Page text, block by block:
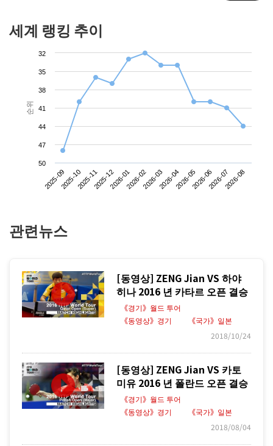
세계 랭킹 추이
순위
2025-092025-102025-112025-122026-012026-022026-032026-042026-052026-062026-072026-08
32
35
38
41
44
47
50
관련뉴스
[동영상] ZENG Jian VS 하야
히나 2016 년 카타르 오픈 결승
《경기》월드 투어
《동영상》경기
《국가》일본
2018/10/24
[동영상] ZENG Jian VS 카토
미유 2016 년 폴란드 오픈 결승
《경기》월드 투어
《동영상》경기
《국가》일본
2018/08/04